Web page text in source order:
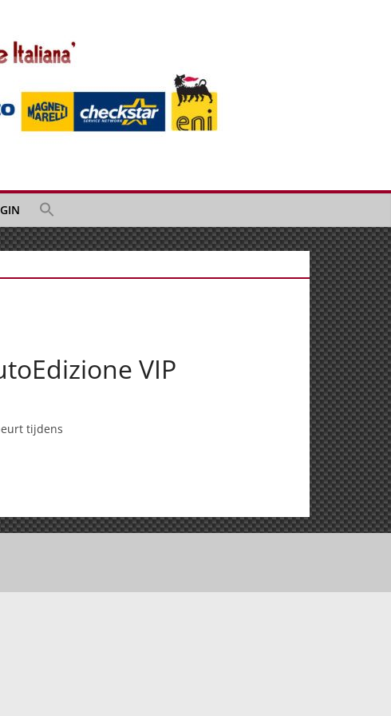
VIP
tijdens